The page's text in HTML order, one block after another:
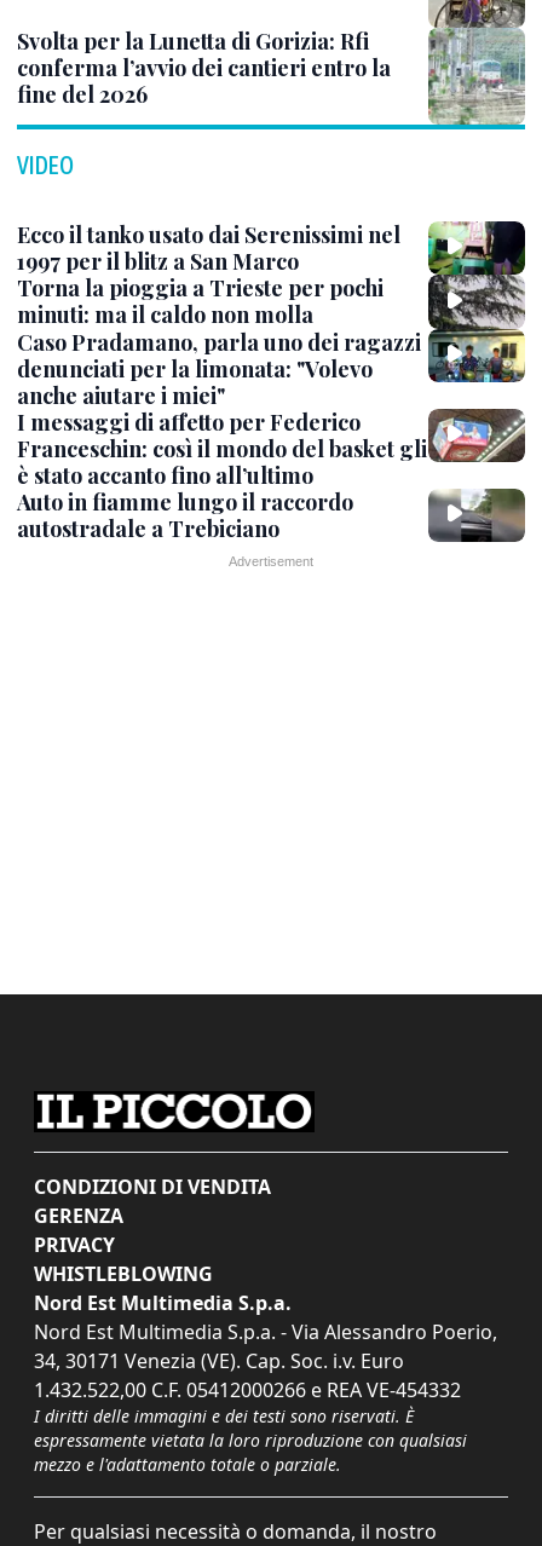
Svolta per la Lunetta di Gorizia: Rfi
conferma l’avvio dei cantieri entro la
fine del 2026
VIDEO
Ecco il tanko usato dai Serenissimi nel
1997 per il blitz a San Marco
Torna la pioggia a Trieste per pochi
minuti: ma il caldo non molla
Caso Pradamano, parla uno dei ragazzi
denunciati per la limonata: "Volevo
anche aiutare i miei"
I messaggi di affetto per Federico
Franceschin: così il mondo del basket gli
è stato accanto fino all’ultimo
Auto in fiamme lungo il raccordo
autostradale a Trebiciano
CONDIZIONI DI VENDITA
GERENZA
PRIVACY
WHISTLEBLOWING
Nord Est Multimedia S.p.a.
Nord Est Multimedia S.p.a. - Via Alessandro Poerio,
34, 30171 Venezia (VE). Cap. Soc. i.v. Euro
1.432.522,00 C.F. 05412000266 e REA VE-454332
I diritti delle immagini e dei testi sono riservati. È
espressamente vietata la loro riproduzione con qualsiasi
mezzo e l'adattamento totale o parziale.
Per qualsiasi necessità o domanda, il nostro